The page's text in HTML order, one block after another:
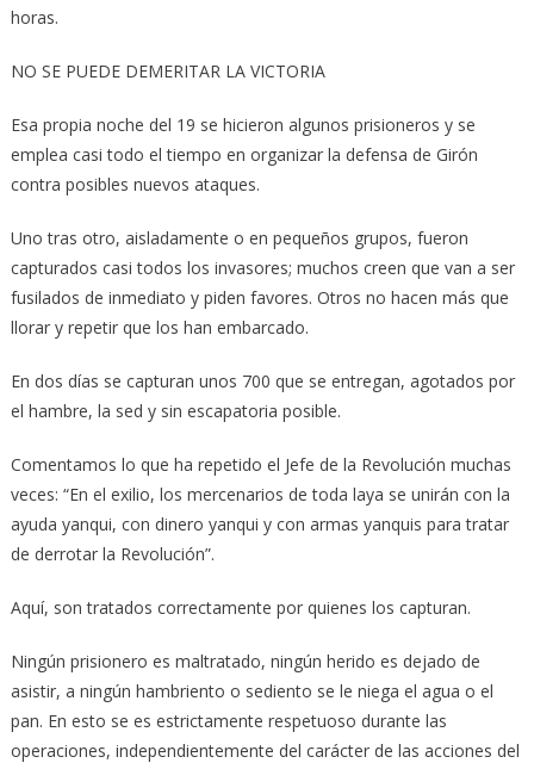
horas.
NO SE PUEDE DEMERITAR LA VICTORIA
Esa propia noche del 19 se hicieron algunos prisioneros y se
emplea casi todo el tiempo en organizar la defensa de Girón
contra posibles nuevos ataques.
Uno tras otro, aisladamente o en pequeños grupos, fueron
capturados casi todos los invasores; muchos creen que van a ser
fusilados de inmediato y piden favores. Otros no hacen más que
llorar y repetir que los han embarcado.
En dos días se capturan unos 700 que se entregan, agotados por
el hambre, la sed y sin escapatoria posible.
Comentamos lo que ha repetido el Jefe de la Revolución muchas
veces: “En el exilio, los mercenarios de toda laya se unirán con la
ayuda yanqui, con dinero yanqui y con armas yanquis para tratar
de derrotar la Revolución”.
Aquí, son tratados correctamente por quienes los capturan.
Ningún prisionero es maltratado, ningún herido es dejado de
asistir, a ningún hambriento o sediento se le niega el agua o el
pan. En esto se es estrictamente respetuoso durante las
operaciones, independientemente del carácter de las acciones del